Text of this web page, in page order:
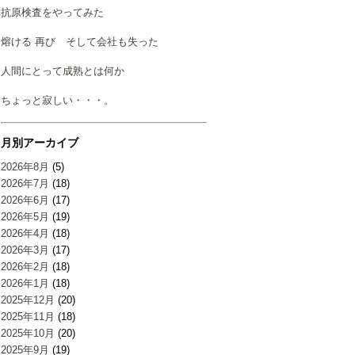
抗原検査をやってみた
熔ける 再び そして会社も失った
人間にとって成熟とは何か
ちょっと寂しい・・・。
月別アーカイブ
2026年8月 (5)
2026年7月 (18)
2026年6月 (17)
2026年5月 (19)
2026年4月 (18)
2026年3月 (17)
2026年2月 (18)
2026年1月 (18)
2025年12月 (20)
2025年11月 (18)
2025年10月 (20)
2025年9月 (19)